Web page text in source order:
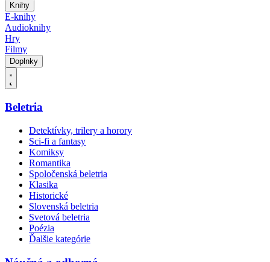
Knihy
E-knihy
Audioknihy
Hry
Filmy
Doplnky
Beletria
Detektívky, trilery a horory
Sci-fi a fantasy
Komiksy
Romantika
Spoločenská beletria
Klasika
Historické
Slovenská beletria
Svetová beletria
Poézia
Ďalšie kategórie